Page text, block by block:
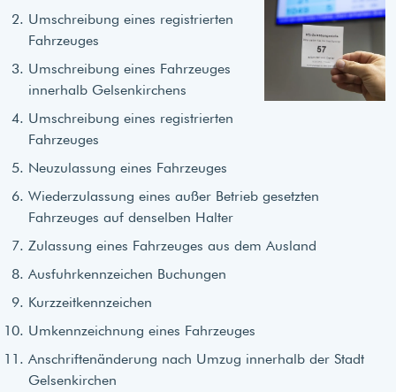
Umschreibung eines registrierten
Fahrzeuges
Umschreibung eines Fahrzeuges
innerhalb Gelsenkirchens
Umschreibung eines registrierten
Fahrzeuges
Neuzulassung eines Fahrzeuges
Wiederzulassung eines außer Betrieb gesetzten
Fahrzeuges auf denselben Halter
Zulassung eines Fahrzeuges aus dem Ausland
Ausfuhrkennzeichen Buchungen
Kurzzeitkennzeichen
Umkennzeichnung eines Fahrzeuges
Anschriftenänderung nach Umzug innerhalb der Stadt
Gelsenkirchen